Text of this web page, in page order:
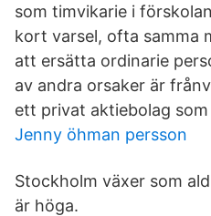
som timvikarie i
kort varsel, ofta samma
att ersätta ordinarie
av andra orsaker är
ett privat aktiebolag
Jenny öhman persson
Stockholm växer som
är höga.